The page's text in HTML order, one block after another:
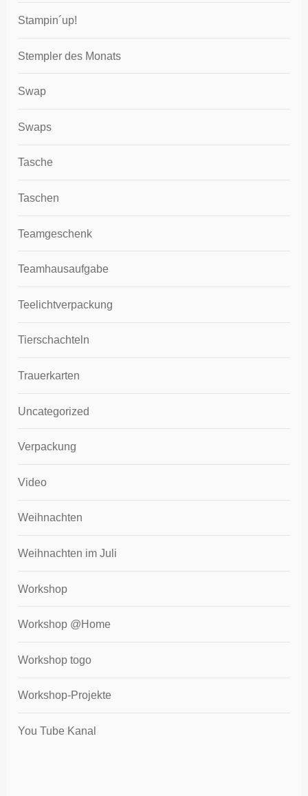
Stampin´up!
Stempler des Monats
Swap
Swaps
Tasche
Taschen
Teamgeschenk
Teamhausaufgabe
Teelichtverpackung
Tierschachteln
Trauerkarten
Uncategorized
Verpackung
Video
Weihnachten
Weihnachten im Juli
Workshop
Workshop @Home
Workshop togo
Workshop-Projekte
You Tube Kanal